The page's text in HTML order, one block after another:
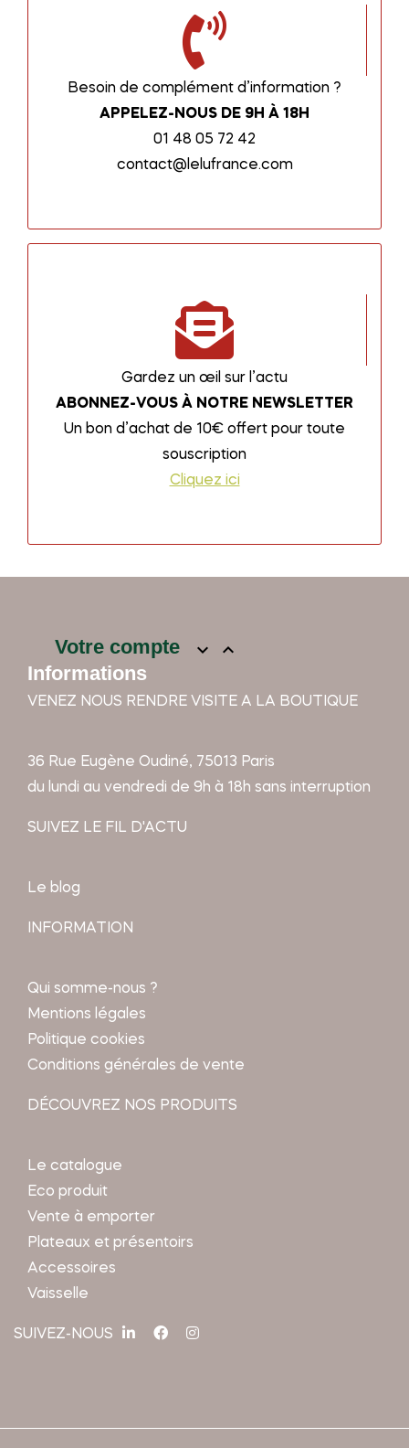
Besoin de complément d’information ?
APPELEZ-NOUS DE 9H À 18H
01 48 05 72 42
contact@lelufrance.com
Gardez un œil sur l’actu
ABONNEZ-VOUS À NOTRE NEWSLETTER
Un bon d’achat de 10€ offert pour toute
souscription
Cliquez ici
Votre compte  
Informations
VENEZ NOUS RENDRE VISITE A LA BOUTIQUE
36 Rue Eugène Oudiné, 75013 Paris
du lundi au vendredi de 9h à 18h sans interruption
SUIVEZ LE FIL D'ACTU
Le blog
INFORMATION
Qui somme-nous ?
Mentions légales
Politique cookies
Conditions générales de vente
DÉCOUVREZ NOS PRODUITS
Le catalogue
Eco produit
Vente à emporter
Plateaux et présentoirs
Accessoires
Vaisselle
SUIVEZ-NOUS